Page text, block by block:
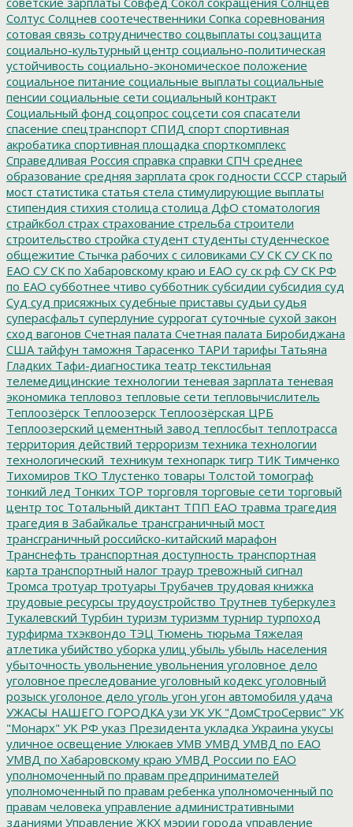
Солтус Солцнев соотечественники Сопка соревнования
сотовая связь сотрудничество соцвыплаты соцзащита
социально-культурный центр социально-политическая
устойчивость социально-экономическое положение
социальное питание социальные выплаты социальные
пенсии социальные сети социальный контракт
Социальный фонд соцопрос соцсети соя спасатели
спасение спецтранспорт СПИД спорт спортивная
акробатика спортивная площадка спорткомплекс
Справедливая Россия справка справки СПЧ среднее
образование средняя зарплата срок годности СССР старый
мост статистика статья стела стимулирующие выплаты
стипендия стихия столица столица ДфО стоматология
страйкбол страх страхование стрельба строители
строительство стройка студент студенты студенческое
общежитие Стычка рабочих с силовиками СУ СК СУ СК по
ЕАО СУ СК по Хабаровскому краю и ЕАО су ск рф СУ СК РФ
по ЕАО субботнее чтиво субботник субсидии субсидия суд
Суд суд присяжных судебные приставы судьи судья
суперасфальт суперлуние суррогат суточные сухой закон
сход вагонов Счетная палата Счетная палата Биробиджана
США тайфун таможня Тарасенко ТАРИ тарифы Татьяна
Гладких Тафи-диагностика театр текстильная
телемедицинские технологии теневая зарплата теневая
экономика тепловоз тепловые сети тепловычислитель
Теплоозёрск Теплоозерск Теплоозёрская ЦРБ
Теплоозерский цементный завод теплосбыт теплотрасса
территория действий терроризм техника технологии
технологический_техникум технопарк тигр ТИК Тимченко
Тихомиров ТКО Тлустенко товары Толстой томограф
тонкий лед Тонких ТОР торговля торговые сети торговый
центр тос Тотальный диктант ТПП ЕАО травма трагедия
трагедия в Забайкалье трансграничный мост
трансграничный российско-китайский марафон
Транснефть транспортная доступность транспортная
карта транспортный налог траур тревожный сигнал
Тромса тротуар тротуары Трубачев трудовая книжка
трудовые ресурсы трудоустройство Трутнев туберкулез
Тукалевский Турбин туризм туризмм турнир турпоход
турфирма тхэквондо ТЭЦ Тюмень тюрьма Тяжелая
атлетика убийство уборка улиц убыль убыль населения
убыточность увольнение увольнения уголовное дело
уголовное преследование уголовный кодекс уголовный
розыск уголоное дело уголь угон угон автомобиля удача
УЖАСЫ НАШЕГО ГОРОДКА узи УК УК "ДомСтроСервис" УК
"Монарх" УК РФ указ Президента укладка Украина укусы
уличное освещение Улюкаев УМВ УМВД УМВД по ЕАО
УМВД по Хабаровскому краю УМВД России по ЕАО
уполномоченный по правам предпринимателей
уполномоченный по правам ребенка уполномоченный по
правам человека управление административными
зданиями Управление ЖКХ мэрии города управление